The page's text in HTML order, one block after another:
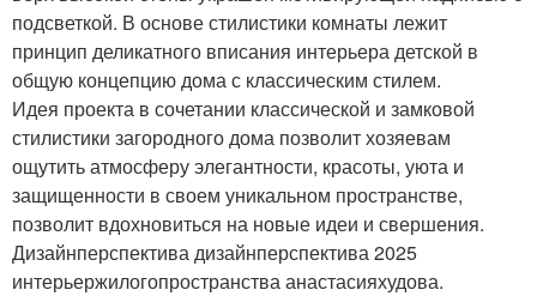
подсветкой. В основе стилистики комнаты лежит
принцип деликатного вписания интерьера детской в
общую концепцию дома с классическим стилем.
Идея проекта в сочетании классической и замковой
стилистики загородного дома позволит хозяевам
ощутить атмосферу элегантности, красоты, уюта и
защищенности в своем уникальном пространстве,
позволит вдохновиться на новые идеи и свершения.
Дизайнперспектива дизайнперспектива 2025
интерьержилогопространства анастасияхудова.